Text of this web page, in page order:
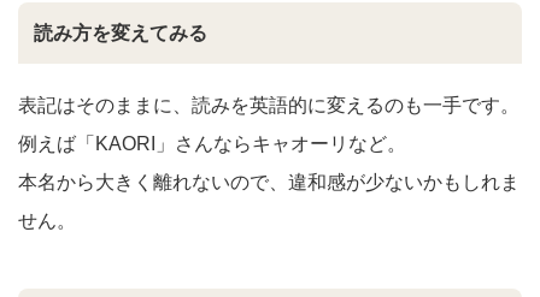
読み方を変えてみる
表記はそのままに、読みを英語的に変えるのも一手です。
例えば「KAORI」さんならキャオーリなど。
本名から大きく離れないので、違和感が少ないかもしれま
せん。